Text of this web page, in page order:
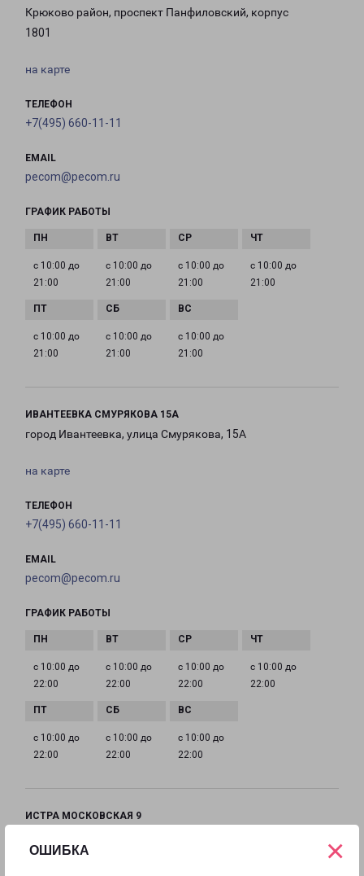
ОШИБКА ×
Крюково район, проспект Панфиловский, корпус
1801
на карте
ТЕЛЕФОН
+7(495) 660-11-11
EMAIL
pecom@pecom.ru
ГРАФИК РАБОТЫ
с 10:00 до
21:00
с 10:00 до
21:00
с 10:00 до
21:00
с 10:00 до
21:00
с 10:00 до
21:00
с 10:00 до
21:00
с 10:00 до
21:00
ИВАНТЕЕВКА СМУРЯКОВА 15А
город Ивантеевка, улица Смурякова, 15А
на карте
ТЕЛЕФОН
+7(495) 660-11-11
EMAIL
pecom@pecom.ru
ГРАФИК РАБОТЫ
с 10:00 до
22:00
с 10:00 до
22:00
с 10:00 до
22:00
с 10:00 до
22:00
с 10:00 до
22:00
с 10:00 до
22:00
с 10:00 до
22:00
ИСТРА МОСКОВСКАЯ 9